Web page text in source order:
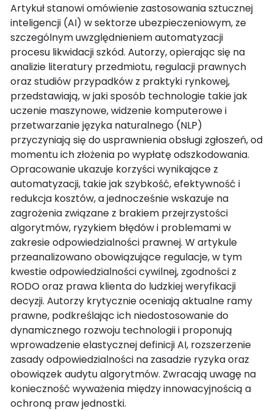
Artykuł stanowi omówienie zastosowania sztucznej
inteligencji (AI) w sektorze ubezpieczeniowym, ze
szczególnym uwzględnieniem automatyzacji
procesu likwidacji szkód. Autorzy, opierając się na
analizie literatury przedmiotu, regulacji prawnych
oraz studiów przypadków z praktyki rynkowej,
przedstawiają, w jaki sposób technologie takie jak
uczenie maszynowe, widzenie komputerowe i
przetwarzanie języka naturalnego (NLP)
przyczyniają się do usprawnienia obsługi zgłoszeń, od
momentu ich złożenia po wypłatę odszkodowania.
Opracowanie ukazuje korzyści wynikające z
automatyzacji, takie jak szybkość, efektywność i
redukcja kosztów, a jednocześnie wskazuje na
zagrożenia związane z brakiem przejrzystości
algorytmów, ryzykiem błędów i problemami w
zakresie odpowiedzialności prawnej. W artykule
przeanalizowano obowiązujące regulacje, w tym
kwestie odpowiedzialności cywilnej, zgodności z
RODO oraz prawa klienta do ludzkiej weryfikacji
decyzji. Autorzy krytycznie oceniają aktualne ramy
prawne, podkreślając ich niedostosowanie do
dynamicznego rozwoju technologii i proponują
wprowadzenie elastycznej definicji AI, rozszerzenie
zasady odpowiedzialności na zasadzie ryzyka oraz
obowiązek audytu algorytmów. Zwracają uwagę na
konieczność wyważenia między innowacyjnością a
ochroną praw jednostki.